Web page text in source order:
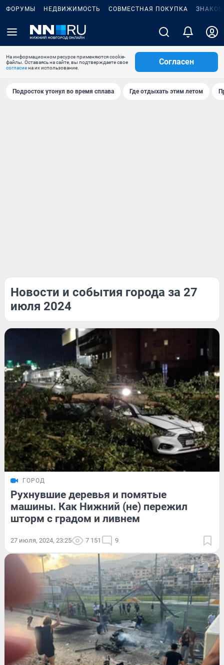
ФОРУМЫ НЕДВИЖИМОСТЬ СОВМЕСТНАЯ ПОКУПКА
На информационном ресурсе применяются cookie-
файлы. Оставаясь на сайте, вы подтверждаете свое
согласиена их использование.
Согласен
Подросток утонул во время сплава Где отдыхать этим летом
Новости и события города за 27
июля 2024
ГОРОД
Рухнувшие деревья и помятые
машины. Как Нижний (не) пережил
шторм с градом и ливнем
27 июля, 2024, 23:25 7 151 9